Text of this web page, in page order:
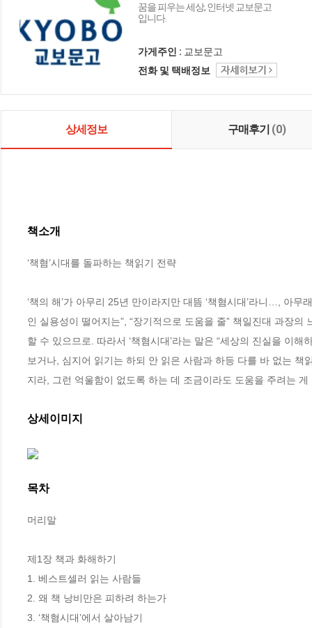
꿈을 피우는 세상, 인터넷 교보문고
입니다.
가게주인 : 교보문고
전화 및 택배정보
상세정보 구매후기 (0)
책소개
‘책혐’시대를 돌파하는 책읽기 전략
‘책의 해’가 아무리 25년 만이라지만 대뜸 ‘책혐시대’라니…, 아
인 실용성이 떨어지는”, “장기적으로 도움을 줄” 책일진대 과장
할 수 있으므로. 따라서 ‘책혐시대’라는 말은 “세상의 진실을 이
보거나, 심지어 읽기는 하되 안 읽은 사람과 하등 다를 바 없는
지라, 그런 억울함이 없도록 하는 데 조금이라도 도움을 주려는
상세이미지
목차
머리말
제1장 책과 화해하기
1. 베스트셀러 읽는 사람들
2. 왜 책 낭비만은 피하려 하는가
3. ‘책혐시대’에서 살아남기